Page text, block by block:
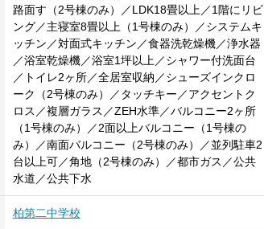
路面す（2号棟のみ）／LDK18畳以上／1階にリビ
ング／主寝室8畳以上（1号棟のみ）／システムキ
ッチン／対面式キッチン／食器洗乾燥機／浄水器
／浴室乾燥機／浴室1坪以上／シャワー付洗面台
／トイレ2ヶ所／全居室収納／シューズインクロ
ーク（2号棟のみ）／タッチキー／アクセントク
ロス／複層ガラス／ZEH水準／バルコニー2ヶ所
（1号棟のみ）／2面以上バルコニー（1号棟の
み）／南面バルコニー（2号棟のみ）／並列駐車2
台以上可／角地（2号棟のみ）／都市ガス／公共
水道／公共下水
柏第二中学校